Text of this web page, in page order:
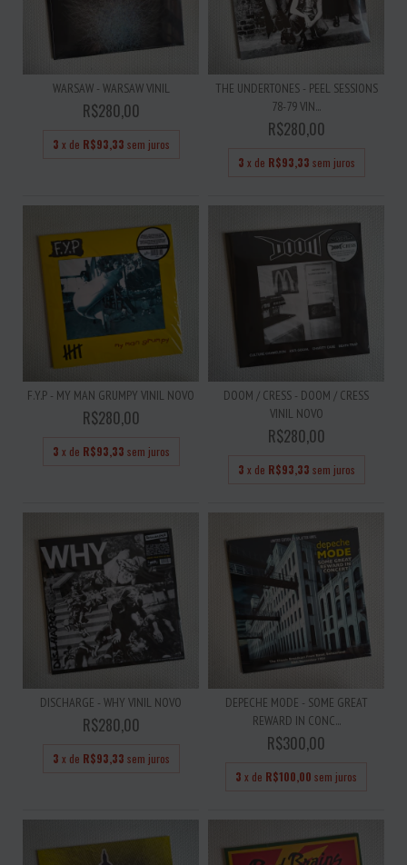
WARSAW - WARSAW VINIL
R$280,00
3 x de R$93,33 sem juros
THE UNDERTONES - PEEL SESSIONS
78-79 VIN...
R$280,00
3 x de R$93,33 sem juros
F.Y.P - MY MAN GRUMPY VINIL NOVO
R$280,00
3 x de R$93,33 sem juros
DOOM / CRESS - DOOM / CRESS
VINIL NOVO
R$280,00
3 x de R$93,33 sem juros
DISCHARGE - WHY VINIL NOVO
R$280,00
3 x de R$93,33 sem juros
DEPECHE MODE - SOME GREAT
REWARD IN CONC...
R$300,00
3 x de R$100,00 sem juros